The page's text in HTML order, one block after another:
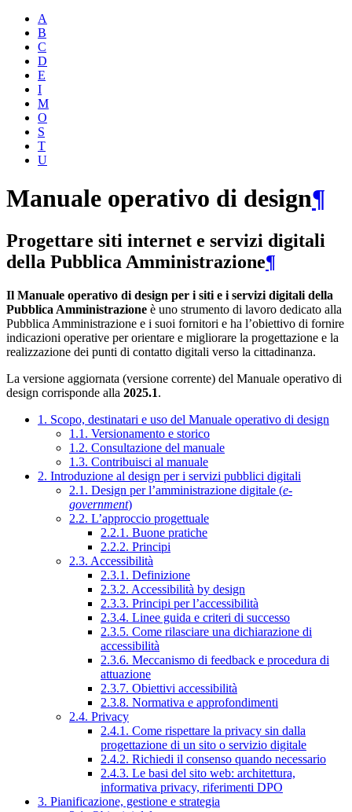
A
B
C
D
E
I
M
O
S
T
U
Manuale operativo di design¶
Progettare siti internet e servizi digitali
della Pubblica Amministrazione¶
Il Manuale operativo di design per i siti e i servizi digitali della
Pubblica Amministrazione è uno strumento di lavoro dedicato alla
Pubblica Amministrazione e i suoi fornitori e ha l’obiettivo di fornire
indicazioni operative per orientare e migliorare la progettazione e la
realizzazione dei punti di contatto digitali verso la cittadinanza.
La versione aggiornata (versione corrente) del Manuale operativo di
design corrisponde alla 2025.1.
1. Scopo, destinatari e uso del Manuale operativo di design
1.1. Versionamento e storico
1.2. Consultazione del manuale
1.3. Contribuisci al manuale
2. Introduzione al design per i servizi pubblici digitali
2.1. Design per l’amministrazione digitale (e-
government)
2.2. L’approccio progettuale
2.2.1. Buone pratiche
2.2.2. Principi
2.3. Accessibilità
2.3.1. Definizione
2.3.2. Accessibilità by design
2.3.3. Principi per l’accessibilità
2.3.4. Linee guida e criteri di successo
2.3.5. Come rilasciare una dichiarazione di
accessibilità
2.3.6. Meccanismo di feedback e procedura di
attuazione
2.3.7. Obiettivi accessibilità
2.3.8. Normativa e approfondimenti
2.4. Privacy
2.4.1. Come rispettare la privacy sin dalla
progettazione di un sito o servizio digitale
2.4.2. Richiedi il consenso quando necessario
2.4.3. Le basi del sito web: architettura,
informativa privacy, riferimenti DPO
3. Pianificazione, gestione e strategia